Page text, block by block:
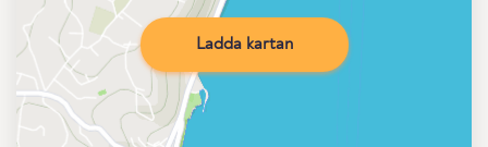
Ladda kartan